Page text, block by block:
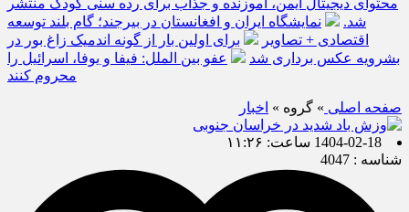
محتوای دیجیتال ایمن، آموزنده و جذاب برای رده سنی کودک منتشر
شد.
نمایشگاه ایران و افغانستان در بیرجند؛ گام بلند توسعه
اقتصادی + تصاویر
برای اولین بار از گونه اندمیک زاغ بور در
بشرویه عکس برداری شد
عفو بین الملل: فیفا و یوفا، اسرائیل را
محروم کنند
صفحه اصلی » گروه » اخبار
1404-02-18 ساعت: ۱۱:۲۶
شناسه : 4047